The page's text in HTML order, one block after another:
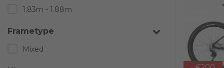
1.83m - 1.88m
Frametype
Mixed